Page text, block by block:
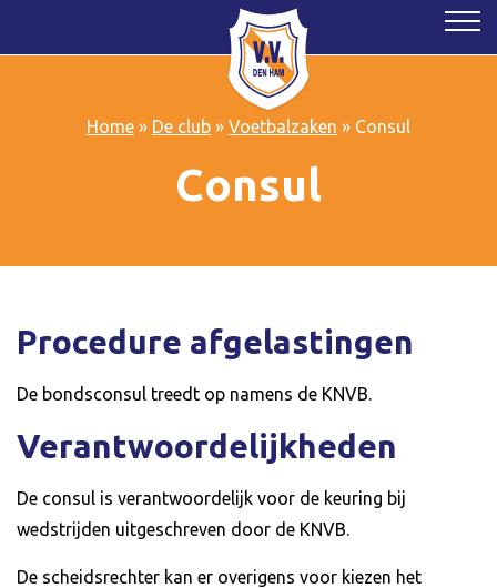
Home» De club» Voetbalzaken » Consul
Consul
Procedure afgelastingen
De bondsconsul treedt op namens de KNVB.
Verantwoordelijkheden
De consul is verantwoordelijk voor de keuring bij
wedstrijden uitgeschreven door de KNVB.
De scheidsrechter kan er overigens voor kiezen het